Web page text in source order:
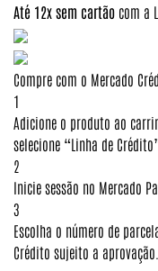
Até 12x sem cartão com a
Compre com o Mercado
1
Adicione o produto ao
selecione “Linha de
2
Inicie sessão no Mercado
3
Escolha o número de
Crédito sujeito a aprovação.